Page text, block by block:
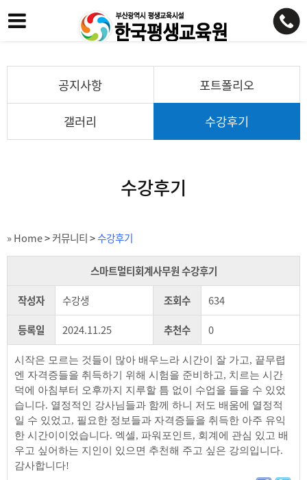
공지사항 포트폴리오
갤러리 수강후기
수강후기
» Home>커뮤니티>수강후기
스마트멀티회계사무원 수강후기
작성자
수강생 조회수
634
등록일
2024.11.25 추천수 0
시작은 모르는 것들이 많아 배우느라 시간이 잘 가고, 끝무렵
엔 자격증들을 취득하기 위해 시험을 준비하고, 치르는 시간
덕에 아침부터 오후까지 지루할 틈 없이 수업을 들을 수 있었
습니다. 열정적인 강사님들과 함께 하니 저도 배움에 열정적
일 수 있었고, 필요한 정보들과 자격증들을 취득한 아주 유익
한 시간이이었습니다. 엑셀, 파워포인트, 회계에 관심 있고 배
우고 싶어하는 지인이 있으면 추천해 주고 싶은 강의입니다.
감사합니다!